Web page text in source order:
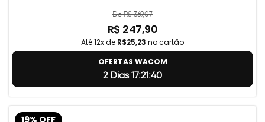
De R$ 369,07
R$ 247,90
Até 12x de R$25,23 no cartão
OFERTAS WACOM
2 Dias 17:21:39
19% OFF